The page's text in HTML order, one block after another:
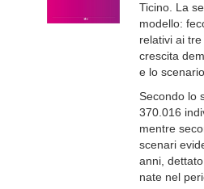
Ticino. La
modello:
relativi ai
crescita
e lo
Secondo lo
370.016
mentre
scenari
anni,
nate nel